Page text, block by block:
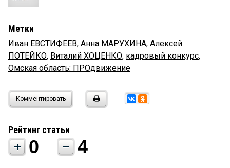
Метки
Иван ЕВСТИФЕЕВ, Анна МАРУХИНА, Алексей
ПОТЕЙКО, Виталий ХОЦЕНКО, кадровый конкурс,
Омская область: ПРОдвижение
Комментировать
Рейтинг статьи
0 4